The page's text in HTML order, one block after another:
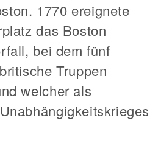
1770 ereignete
das Boston
bei dem fünf
Truppen
welcher als